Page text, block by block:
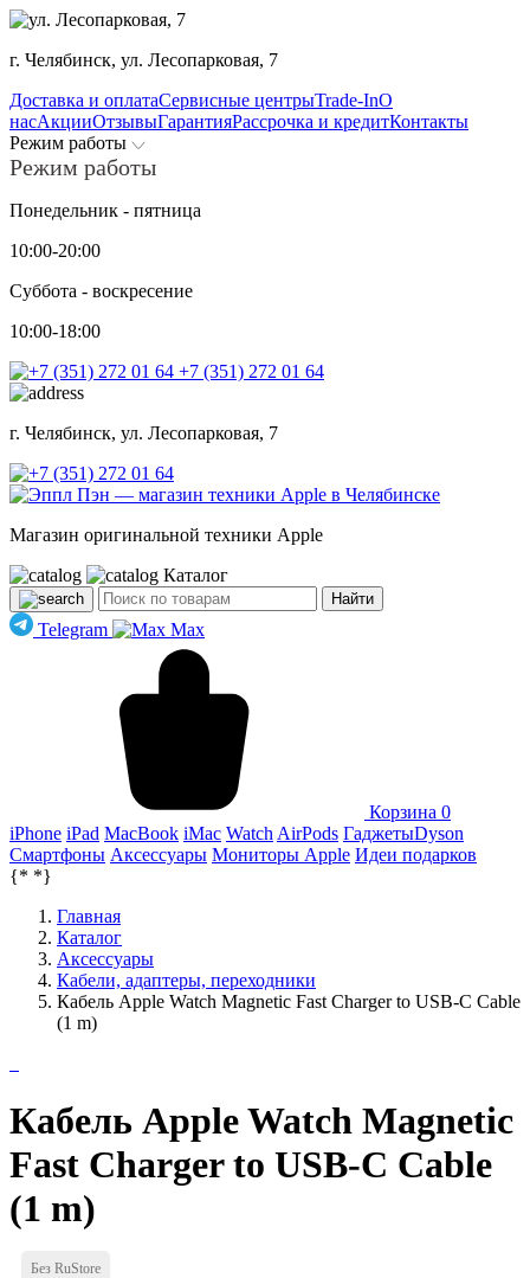
г. Челябинск, ул. Лесопарковая, 7
Доставка и оплатаСервисные центрыTrade-InО
насАкцииОтзывыГарантияРассрочка и кредитКонтакты
Режим работы
Режим работы
Понедельник - пятница
10:00-20:00
Суббота - воскресение
10:00-18:00
+7 (351) 272 01 64
г. Челябинск, ул. Лесопарковая, 7
Магазин оригинальной техники Apple
Каталог
Найти
Telegram Max
Корзина 0
iPhone iPad MacBook iMac Watch AirPods ГаджетыDyson
Смартфоны Аксессуары Мониторы Apple Идеи подарков
{* *}
Главная
Каталог
Аксессуары
Кабели, адаптеры, переходники
Кабель Apple Watch Magnetic Fast Charger to USB-C Cable
(1 m)
Кабель Apple Watch Magnetic
Fast Charger to USB-C Cable
(1 m)
Без RuStore